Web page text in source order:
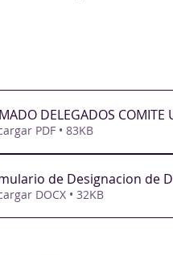
DELEGADOS COMITE
PDF • 83KB
de Designacion de
DOCX • 32KB